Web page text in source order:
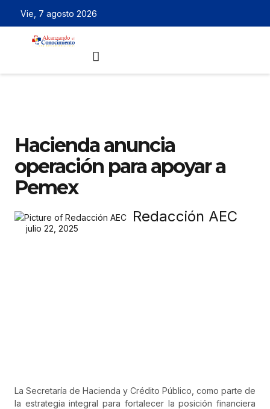
Vie, 7 agosto 2026
Hacienda anuncia
operación para apoyar a
Pemex
Redacción AEC
julio 22, 2025
La Secretaría de Hacienda y Crédito Público, como parte de
la estrategia integral para fortalecer la posición financiera